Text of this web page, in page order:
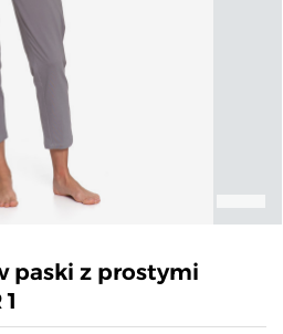
paski z prostymi